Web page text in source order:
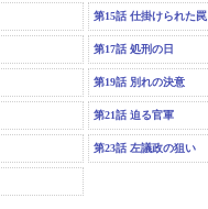
第15話 仕掛けられた罠
第17話 処刑の日
第19話 別れの決意
第21話 迫る官軍
第23話 左議政の狙い